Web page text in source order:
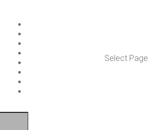
Select Page